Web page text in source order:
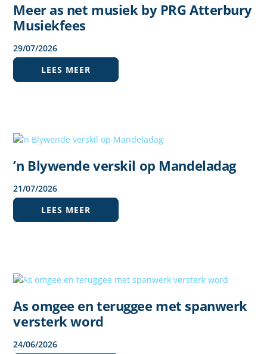
Meer as net musiek by PRG Atterbury
Musiekfees
29/07/2026
LEES MEER
’n Blywende verskil op Mandeladag
21/07/2026
LEES MEER
As omgee en teruggee met spanwerk
versterk word
24/06/2026